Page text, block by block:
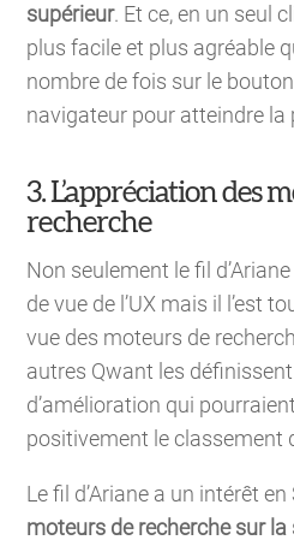
supérieur. Et ce, en un seul
plus facile et plus agréable
nombre de fois sur le
navigateur pour atteindre la
3. L’appréciation des
recherche
Non seulement le fil
de vue de l’UX mais il l’est
vue des moteurs de
autres Qwant les
d’amélioration qui
positivement le classement
Le fil d’Ariane a un intérêt en
moteurs de recherche sur